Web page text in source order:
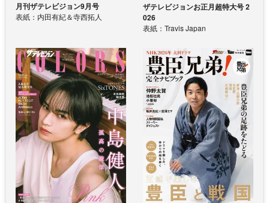
月刊ザテレビジョン9月号
表紙：内田有紀＆寺西拓人
ザテレビジョンお正月超特大号 2
026
表紙：Travis Japan